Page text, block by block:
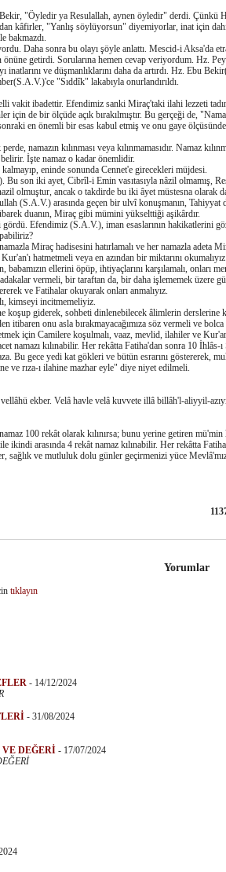
"Öyledir ya Resulallah, aynen öyledir" derdi.
kâfirler, "Yanlış söylüyorsun" diyemiyorlar, inat için
bakmazdı.
Daha sonra bu olayı şöyle anlattı. Mescid-i Aksa'da
getirdi. Sorularına hemen cevap veriyordum. Hz.
inatlarını ve düşmanlıklarını daha da artırdı. Hz. Ebu
"Sıddîk" lakabıyla onurlandırıldı.
vakit ibadettir. Efendimiz sanki Miraç'taki ilahi lezzeti
için de bir ölçüde açık bırakılmıştır. Bu gerçeği de,
en önemli bir esas kabul etmiş ve onu gaye
namazın kılınması veya kılınmamasıdır. Namaz
İşte namaz o kadar önemlidir.
eninde sonunda Cennet'e girecekleri müjdesi.
son iki ayet, Cibrîl-i Emin vasıtasıyla nâzil olmamış,
olmuştur, ancak o takdirde bu iki âyet müstesna olarak
(S.A.V.) arasında geçen bir ulvî konuşmanın, Tahiyyat
duanın, Miraç gibi mümini yükselttiği aşikârdır.
Efendimiz (S.A.V.), iman esaslarının hakikatlerini
Miraç hadisesini hatırlamalı ve her namazla adeta
hatmetmeli veya en azından bir miktarını okumalıyız.
ellerini öpüp, ihtiyaçlarını karşılamalı,
vermeli, bir taraftan da, bir daha işlememek üzere
ve Fatihalar okuyarak onları anmalıyız.
kimseyi incitmemeliyiz.
giderek, sohbeti dinlenebilecek âlimlerin derslerine
itibaren onu asla bırakmayacağımıza söz vermeli ve
için Camilere koşulmalı, vaaz, mevlid, ilahiler ve
namazı kılınabilir. Her rekâtta Fatiha'dan sonra 10 İhlâs-
Bu gece yedi kat gökleri ve bütün esrarını göstererek,
ve rıza-ı ilahine mazhar eyle" diye niyet edilmeli.
ekber. Velâ havle velâ kuvvete illâ billâh'l-aliyyil-
100 rekât olarak kılınırsa; bunu yerine getiren
ikindi arasında 4 rekât namaz kılınabilir. Her rekâtta
sağlık ve mutluluk dolu günler geçirmenizi yüce
Yorumlar
tıklayın
- 14/12/2024
- 31/08/2024
DEĞERİ - 17/07/2024